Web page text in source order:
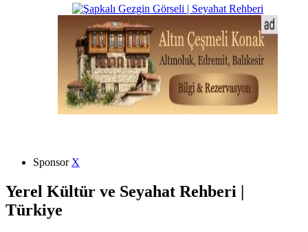
Sponsor X
Yerel Kültür ve Seyahat Rehberi |
Türkiye